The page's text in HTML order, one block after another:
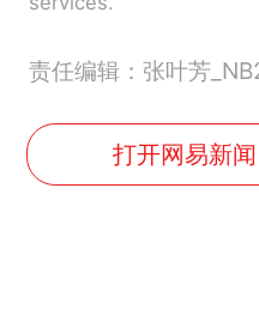
责任编辑：张叶芳
打开网易新